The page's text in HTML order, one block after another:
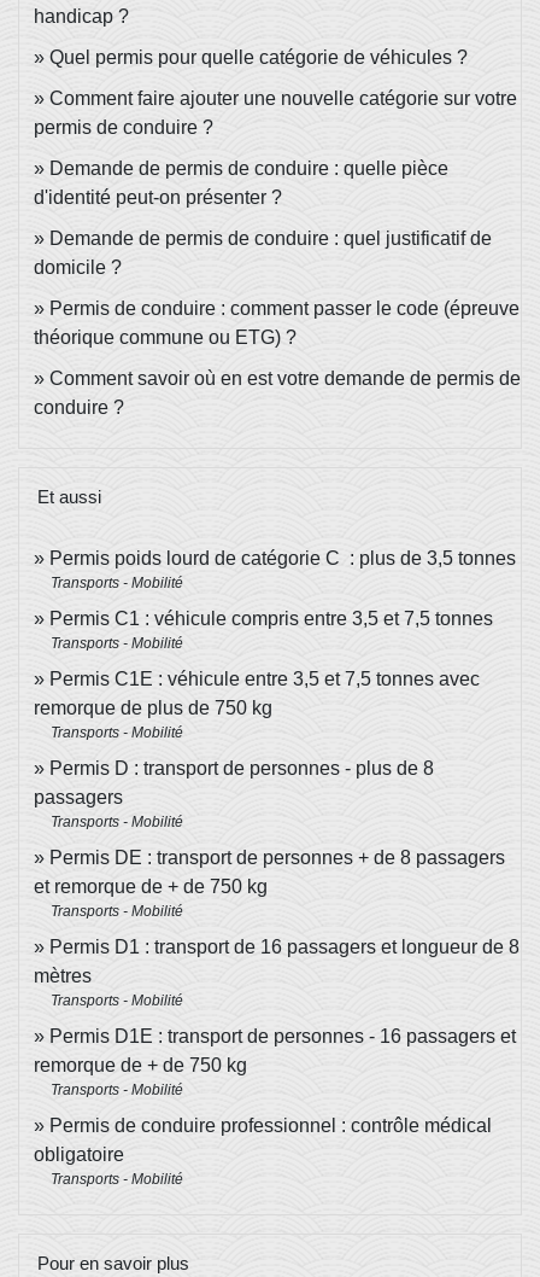
handicap ?
Quel permis pour quelle catégorie de véhicules ?
Comment faire ajouter une nouvelle catégorie sur votre
permis de conduire ?
Demande de permis de conduire : quelle pièce
d'identité peut-on présenter ?
Demande de permis de conduire : quel justificatif de
domicile ?
Permis de conduire : comment passer le code (épreuve
théorique commune ou ETG) ?
Comment savoir où en est votre demande de permis de
conduire ?
Et aussi
Permis poids lourd de catégorie C : plus de 3,5 tonnes
Transports - Mobilité
Permis C1 : véhicule compris entre 3,5 et 7,5 tonnes
Transports - Mobilité
Permis C1E : véhicule entre 3,5 et 7,5 tonnes avec
remorque de plus de 750 kg
Transports - Mobilité
Permis D : transport de personnes - plus de 8
passagers
Transports - Mobilité
Permis DE : transport de personnes + de 8 passagers
et remorque de + de 750 kg
Transports - Mobilité
Permis D1 : transport de 16 passagers et longueur de 8
mètres
Transports - Mobilité
Permis D1E : transport de personnes - 16 passagers et
remorque de + de 750 kg
Transports - Mobilité
Permis de conduire professionnel : contrôle médical
obligatoire
Transports - Mobilité
Pour en savoir plus